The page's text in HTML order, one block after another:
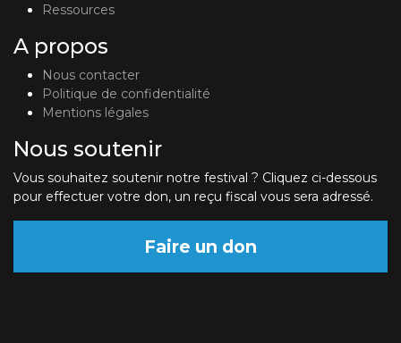
Ressources
A propos
Nous contacter
Politique de confidentialité
Mentions légales
Nous soutenir
Vous souhaitez soutenir notre festival ? Cliquez ci-dessous
pour effectuer votre don, un reçu fiscal vous sera adressé.
Faire un don